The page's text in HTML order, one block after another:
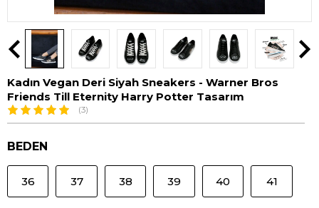
Kadın Vegan Deri Siyah Sneakers - Warner Bros
Friends Till Eternity Harry Potter Tasarım
(3)
BEDEN
36 37 38 39 40 41